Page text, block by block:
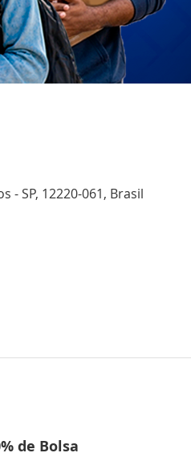
- SP, 12220-061, Brasil
de Bolsa